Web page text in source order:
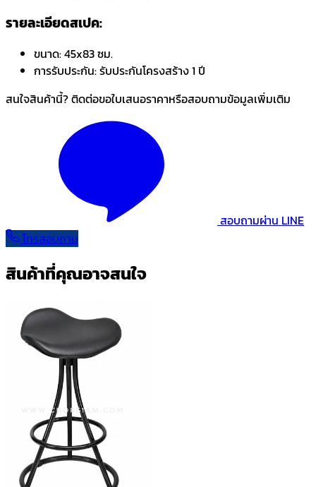
รายละเอียดสเปค:
ขนาด:45x83 ซม.
การรับประกัน:รับประกันโครงสร้าง 1 ปี
สนใจสินค้านี้? ติดต่อขอใบเสนอราคาหรือสอบถามข้อมูลเพิ่มเติม
สอบถามผ่าน LINE
โทรสอบถาม
สินค้าที่คุณอาจสนใจ